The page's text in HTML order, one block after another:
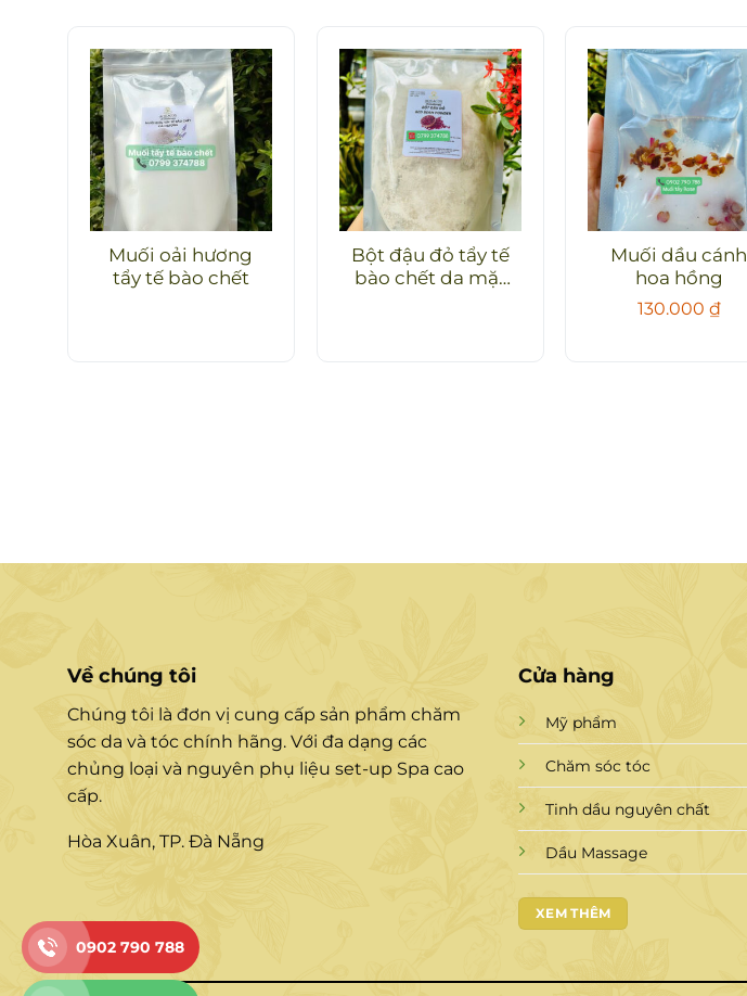
Muối oải hương
tẩy tế bào chết
Bột đậu đỏ tẩy tế
bào chết da mặt
Muối dầu cánh
hoa hồng
130.000 ₫
Về chúng tôi
Chúng tôi là đơn vị cung cấp sản phẩm chăm
sóc da và tóc chính hãng. Với đa dạng các
chủng loại và nguyên phụ liệu set-up Spa cao
cấp.
Hòa Xuân, TP. Đà Nẵng
Cửa hàng
Mỹ phẩm
Chăm sóc tóc
Tinh dầu nguyên chất
Dầu Massage
XEM THÊM
0902 790 788